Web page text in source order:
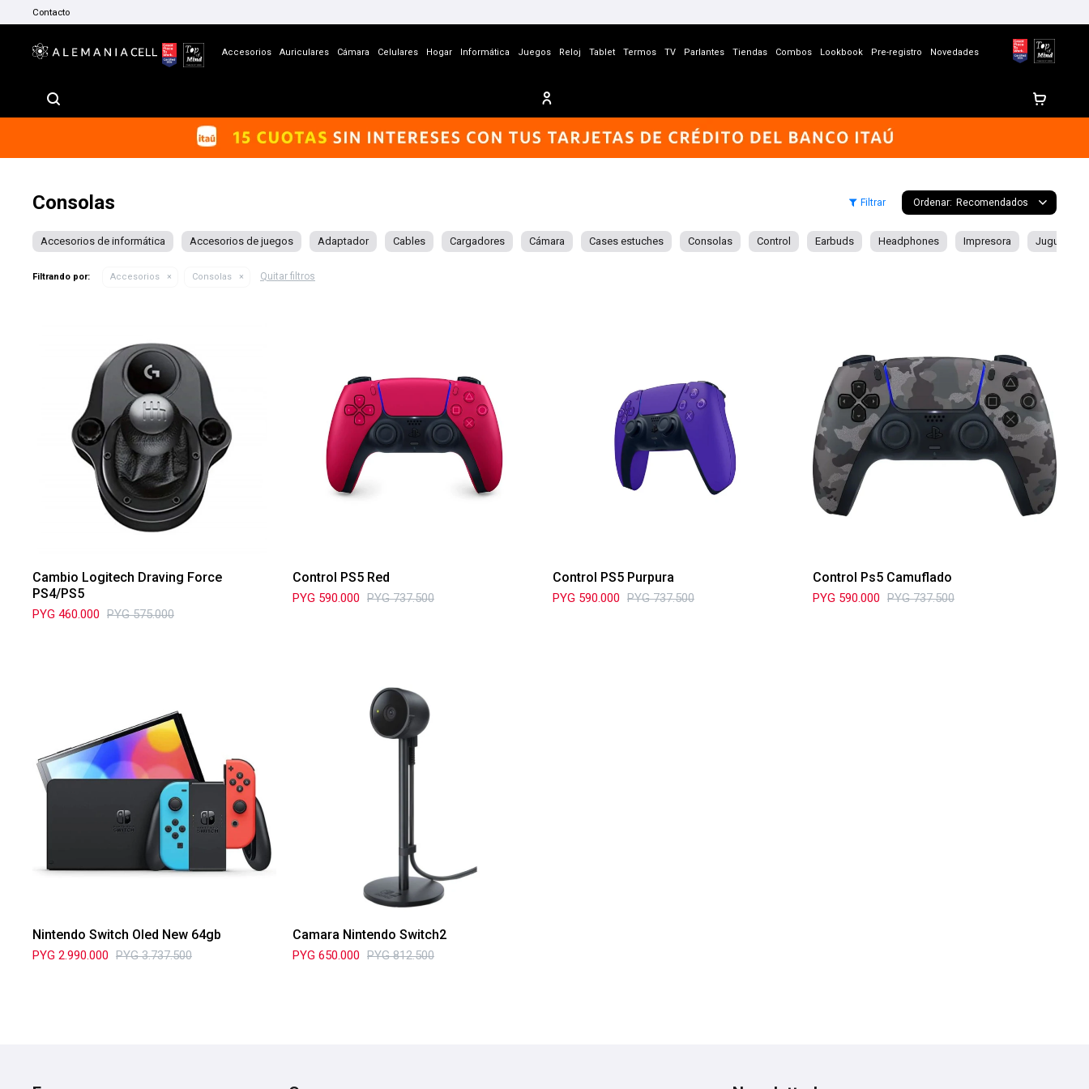
Accesorios Auriculares Cámara Celulares Hogar Informática Juegos Reloj Tablet Termos TV Parlantes Tiendas Combos Lookbook Pre-registro Novedades
Contacto
Consolas Recomendados
Accesorios de informática Accesorios de juegos Adaptador Cables Cargadores Cámara Cases estuches Consolas Control Earbuds Headphones Impresora Juguetes
Filtrando por: Accesorios Consolas Quitar filtros
Cambio Logitech Draving Force
PS4/PS5
PYG 460.000 PYG 575.000
Control PS5 Red
PYG 590.000 PYG 737.500
Control PS5 Purpura
PYG 590.000 PYG 737.500
Control Ps5 Camuflado
PYG 590.000 PYG 737.500
Nintendo Switch Oled New 64gb
PYG 2.990.000 PYG 3.737.500
Camara Nintendo Switch2
PYG 650.000 PYG 812.500